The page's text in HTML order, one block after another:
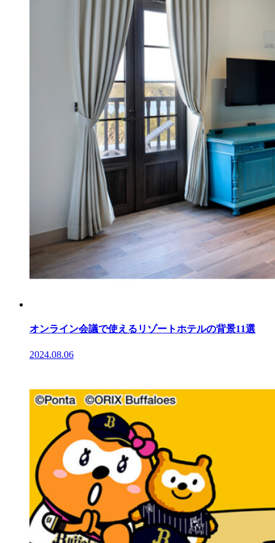
オンライン会議で使えるリゾートホテルの背景11選
2024.08.06